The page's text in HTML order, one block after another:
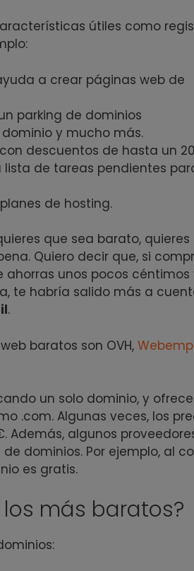
útiles como
a crear páginas web de
parking de dominios
y mucho más.
descuentos de hasta un
lista de tareas pendientes
de hosting.
que sea barato, quieres
Quiero decir que, si
unos pocos céntimos
te habría salido más a
.
baratos son OVH,
un solo dominio, y ofrece
.com. Algunas veces, los
Además, algunos
dominios. Por ejemplo, al
es gratis.
más baratos?